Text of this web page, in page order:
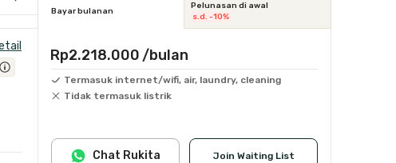
Bayar bulanan
Pelunasan di awal
s.d. -10%
Rp2.218.000 /bulan
Termasuk internet/wifi, air, laundry, cleaning
Tidak termasuk listrik
Join Waiting List
Chat Rukita